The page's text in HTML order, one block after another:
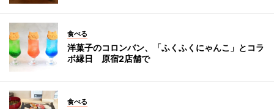
食べる
洋菓子のコロンバン、「ふくふくにゃんこ」とコラ
ボ縁日 原宿2店舗で
食べる